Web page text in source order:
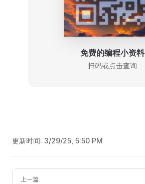
免费的编程小资料
扫码或点击查询
更新时间: 3/29/25, 5:50 PM
上一篇